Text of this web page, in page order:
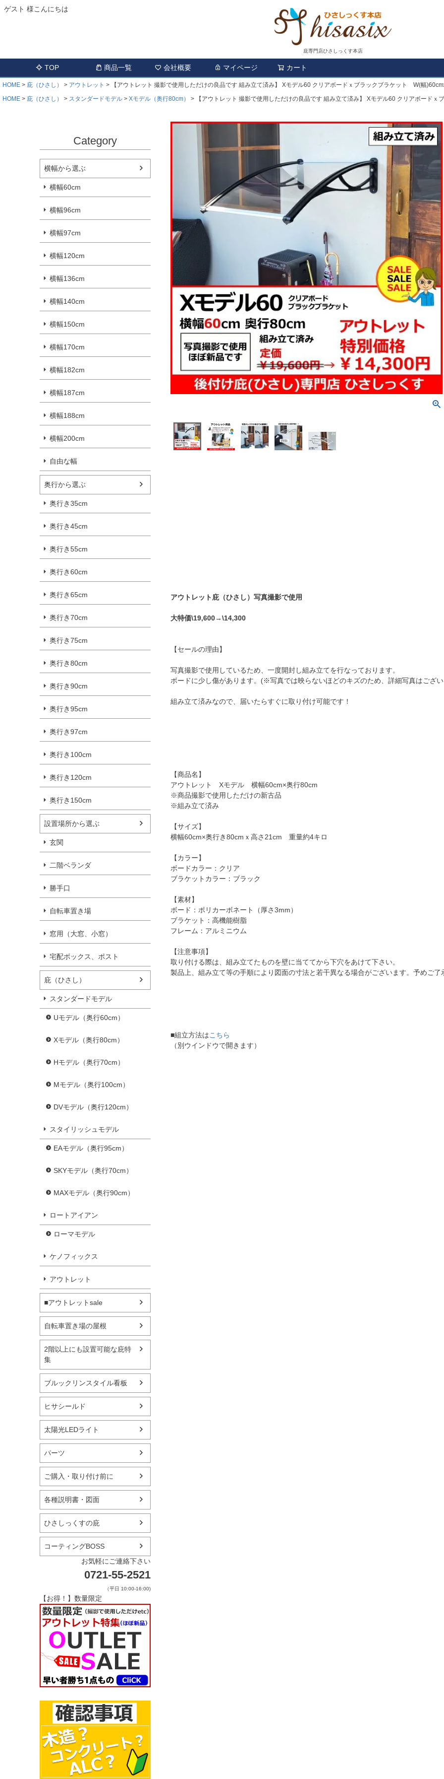
ゲスト 様こんにちは
庇専門店ひさしっくす本店
TOP 商品一覧 会社概要 マイページ カート
HOME 庇（ひさし） アウトレット
【アウトレット 撮影で使用しただけの良品です 組み立て済み】 Xモデル60 クリアボードｘブラックブラケット W(幅
HOME
庇（ひさし） スタンダードモデル Xモデル（奥行80cm） 【アウトレット 撮影で使用しただけの良品です 組み立て済み】 Xモデル60 クリアボード
Category
横幅から選ぶ
横幅60cm
横幅96cm
横幅97cm
横幅120cm
横幅136cm
横幅140cm
横幅150cm
横幅170cm
横幅182cm
横幅187cm
横幅188cm
横幅200cm
自由な幅
奥行から選ぶ
奥行き35cm
奥行き45cm
奥行き55cm
奥行き60cm
奥行き65cm
奥行き70cm
奥行き75cm
奥行き80cm
奥行き90cm
奥行き95cm
奥行き97cm
奥行き100cm
奥行き120cm
奥行き150cm
設置場所から選ぶ
玄関
二階ベランダ
勝手口
自転車置き場
窓用（大窓、小窓）
宅配ボックス、ポスト
庇（ひさし）
スタンダードモデル
Uモデル（奥行60cm）
Xモデル（奥行80cm）
Hモデル（奥行70cm）
Mモデル（奥行100cm）
DVモデル（奥行120cm）
スタイリッシュモデル
EAモデル（奥行95cm）
SKYモデル（奥行70cm）
MAXモデル（奥行90cm）
ロートアイアン
ローマモデル
ケノフィックス
アウトレット
■アウトレットsale
自転車置き場の屋根
2階以上にも設置可能な庇特
集
ブルックリンスタイル看板
ヒサシールド
太陽光LEDライト
パーツ
ご購入・取り付け前に
各種説明書・図面
ひさしっくすの庇
コーティングBOSS
お気軽にご連絡下さい
0721-55-2521
（平日 10:00-16:00)
【お得！】数量限定
アウトレット庇（ひさし）写真撮影で使用
大特価\19,600→\14,300
【セールの理由】
写真撮影で使用しているため、一度開封し組み立てを行なっております。
ボードに少し傷があります。(※写真では映らないほどのキズのため、詳細写真はござ
組み立て済みなので、届いたらすぐに取り付け可能です！
【商品名】
アウトレット Xモデル 横幅60cm×奥行80cm
※商品撮影で使用しただけの新古品
※組み立て済み
【サイズ】
横幅60cm×奥行き80cmｘ高さ21cm 重量約4キロ
【カラー】
ボードカラー：クリア
ブラケットカラー：ブラック
【素材】
ボード：ポリカーボネート（厚さ3mm）
ブラケット：高機能樹脂
フレーム：アルミニウム
【注意事項】
取り付ける際は、組み立てたものを壁に当ててから下穴をあけて下さい。
製品上、組み立て等の手順により図面の寸法と若干異なる場合がございます。予めご了
■組立方法はこちら
（別ウインドウで開きます）